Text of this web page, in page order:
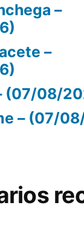
–
–
(07/08/
– (07/